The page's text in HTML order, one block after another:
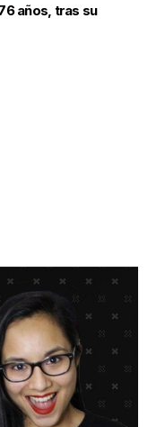
años, tras su